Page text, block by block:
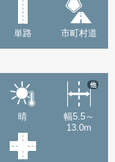
単路 市町村道
晴
幅5.5～
13.0m
他